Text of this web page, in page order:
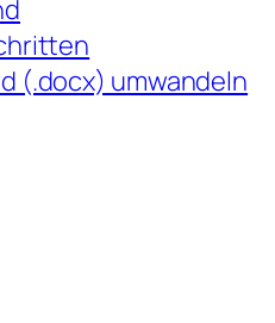
(.docx) umwandeln